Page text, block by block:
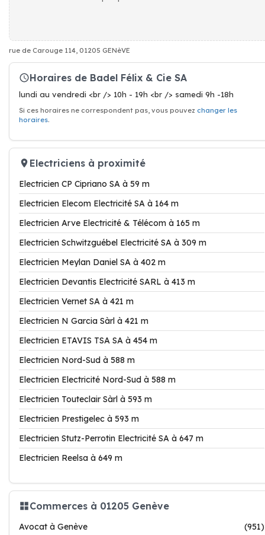
rue de Carouge 114, 01205 GENèVE
Horaires de Badel Félix & Cie SA
lundi au vendredi <br /> 10h - 19h <br /> samedi 9h -18h
Si ces horaires ne correspondent pas, vous pouvez changer les
horaires.
Electriciens à proximité
Electricien CP Cipriano SA à 59 m
Electricien Elecom Electricité SA à 164 m
Electricien Arve Electricité & Télécom à 165 m
Electricien Schwitzguébel Electricité SA à 309 m
Electricien Meylan Daniel SA à 402 m
Electricien Devantis Electricité SARL à 413 m
Electricien Vernet SA à 421 m
Electricien N Garcia Sàrl à 421 m
Electricien ETAVIS TSA SA à 454 m
Electricien Nord-Sud à 588 m
Electricien Electricité Nord-Sud à 588 m
Electricien Touteclair Sàrl à 593 m
Electricien Prestigelec à 593 m
Electricien Stutz-Perrotin Electricité SA à 647 m
Electricien Reelsa à 649 m
Commerces à 01205 Genève
Avocat à Genève
(951)